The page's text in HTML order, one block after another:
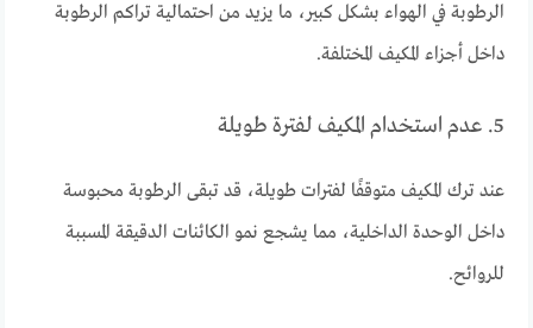
الرطوبة في الهواء بشكل كبير، ما يزيد من احتمالية تراكم الرطوبة
داخل أجزاء المكيف المختلفة.
5. عدم استخدام المكيف لفترة طويلة
عند ترك المكيف متوقفًا لفترات طويلة، قد تبقى الرطوبة محبوسة
داخل الوحدة الداخلية، مما يشجع نمو الكائنات الدقيقة المسببة
للروائح.